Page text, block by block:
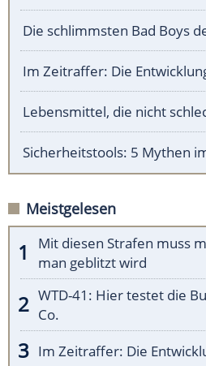
Die schlimmsten Bad Boys
Im Zeitraffer: Die
Lebensmittel, die nicht
Sicherheitstools: 5 Mythen
Meistgelesen
Mit diesen Strafen muss
man geblitzt wird
WTD-41: Hier testet die
Co.
Im Zeitraffer: Die